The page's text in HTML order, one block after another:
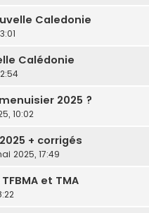
Caledonie
Calédonie
2025 ?
10:02
+ corrigés
2025, 17:49
et TMA